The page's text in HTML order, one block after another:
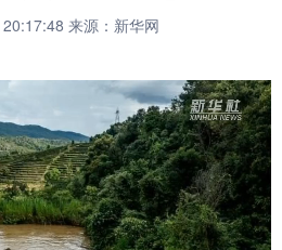
网评
量子 体育
健康 军事
图片 政务
来源：新华网